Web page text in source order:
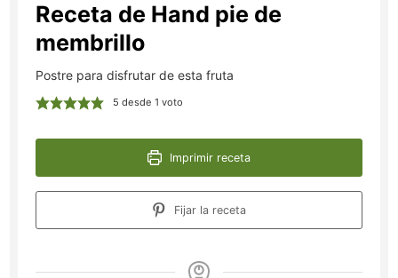
Receta de Hand pie de
membrillo
Postre para disfrutar de esta fruta
5 desde 1 voto
Imprimir receta
Fijar la receta